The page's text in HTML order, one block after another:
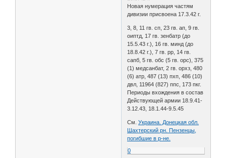
Новая нумерация частям
дивизии присвоена 17.3.42 г.
3, 8, 11 гв. сп, 23 гв. ап, 9 гв.
оиптд, 17 гв. зенбатр (до
15.5.43 г.), 16 гв. минд (до
18.8.42 г.), 7 гв. рр, 14 гв.
сапб, 5 гв. обс (5 гв. орс), 375
(1) медсанбат, 2 гв. орхз, 480
(6) атр, 487 (13) пхп, 486 (10)
двл, 11964 (827) ппс, 173 пкг.
Периоды вхождения в состав
Действующей армии 18.9.41-
3.12.43, 18.1.44-9.5.45
См.Украина. Донецкая обл.
Шахтерский рн. Пензенцы,
погибшие в р-не.
0